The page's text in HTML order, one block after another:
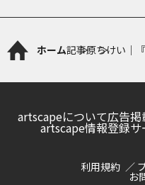
ホーム記事原ちけい｜
artscapeについて広告掲
artscape情報登録
利用規約
お